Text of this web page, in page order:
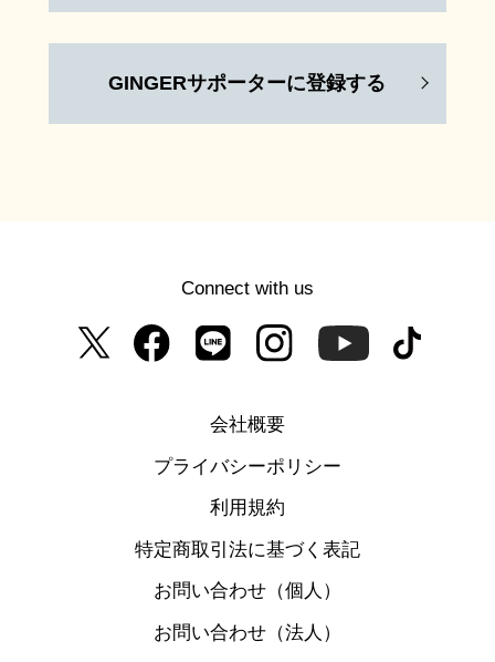
GINGERサポーターに登録する
Connect with us
会社概要
プライバシーポリシー
利用規約
特定商取引法に基づく表記
お問い合わせ（個人）
お問い合わせ（法人）